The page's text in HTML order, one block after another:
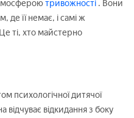
тривожності . Вони
де її немає, і самі ж
ті, хто майстерно
психологічної дитячої
відкидання з боку